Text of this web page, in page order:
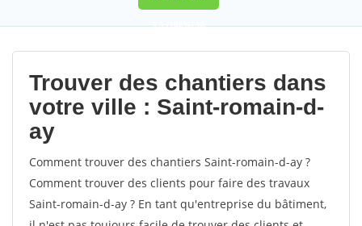
9,5(100%)58
votes
Trouver des chantiers dans
votre ville : Saint-romain-d-
ay
Comment trouver des chantiers Saint-romain-d-ay ?
Comment trouver des clients pour faire des travaux
Saint-romain-d-ay ? En tant qu'entreprise du bâtiment,